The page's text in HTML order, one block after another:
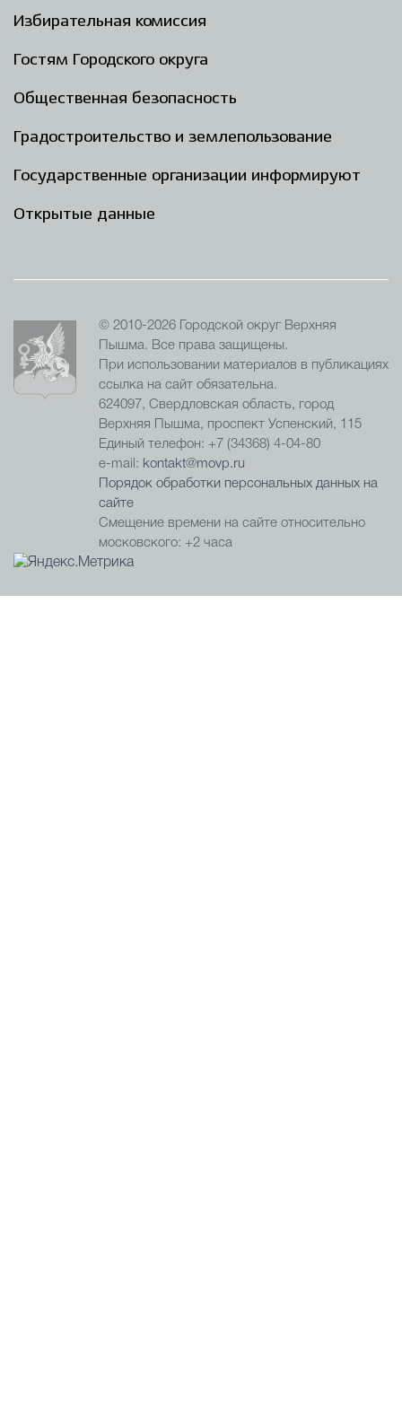
Избирательная комиссия
Гостям Городского округа
Общественная безопасность
Градостроительство и землепользование
Государственные организации информируют
Открытые данные
© 2010-2026 Городской округ Верхняя
Пышма. Все права защищены.
При использовании материалов в публикациях
ссылка на сайт обязательна.
624097, Свердловская область, город
Верхняя Пышма, проспект Успенский, 115
Единый телефон: +7 (34368) 4-04-80
e-mail: kontakt@movp.ru
Порядок обработки персональных данных на
сайте
Смещение времени на сайте относительно
московского: +2 часа